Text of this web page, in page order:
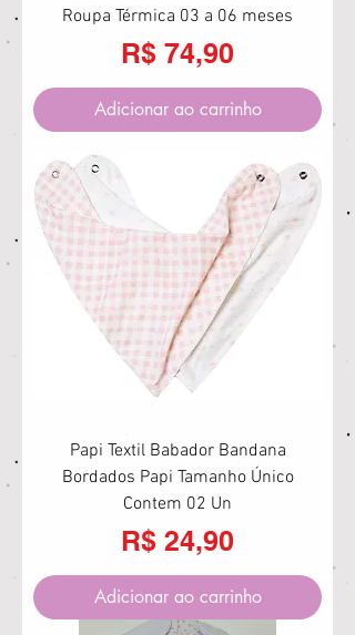
Roupa Térmica 03 a 06 meses
Preço
R$ 74,90
Adicionar ao carrinho
Papi Textil Babador Bandana
Bordados Papi Tamanho Único
Contem 02 Un
Preço
R$ 24,90
Adicionar ao carrinho